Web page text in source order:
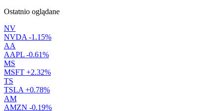
Ostatnio oglądane
NV
NVDA -1.15%
AA
AAPL -0.61%
MS
MSFT +2.32%
TS
TSLA +0.78%
AM
AMZN -0.19%